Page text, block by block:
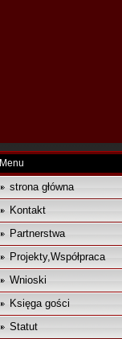
Menu
strona główna
Kontakt
Partnerstwa
Projekty,Współpraca
Wnioski
Księga gości
Statut